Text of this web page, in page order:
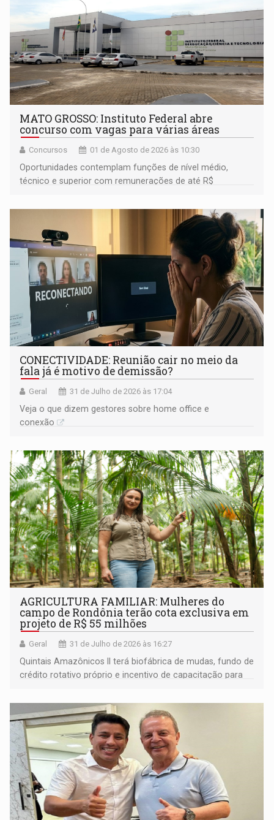
MATO GROSSO: Instituto Federal abre
concurso com vagas para várias áreas
Concursos 01 de Agosto de 2026 às 10:30
Oportunidades contemplam funções de nível médio,
técnico e superior com remunerações de até R$
CONECTIVIDADE: Reunião cair no meio da
fala já é motivo de demissão?
Geral 31 de Julho de 2026 às 17:04
Veja o que dizem gestores sobre home office e
conexão
AGRICULTURA FAMILIAR: Mulheres do
campo de Rondônia terão cota exclusiva em
projeto de R$ 55 milhões
Geral 31 de Julho de 2026 às 16:27
Quintais Amazônicos II terá biofábrica de mudas, fundo de
crédito rotativo próprio e incentivo de capacitação para
receberão recursos primeiro